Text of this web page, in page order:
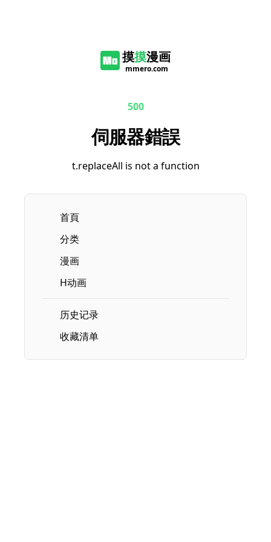
摸摸漫画
mmero.com
500
伺服器錯誤
t.replaceAll is not a function
首頁
分类
漫画
H动画
历史记录
收藏清单